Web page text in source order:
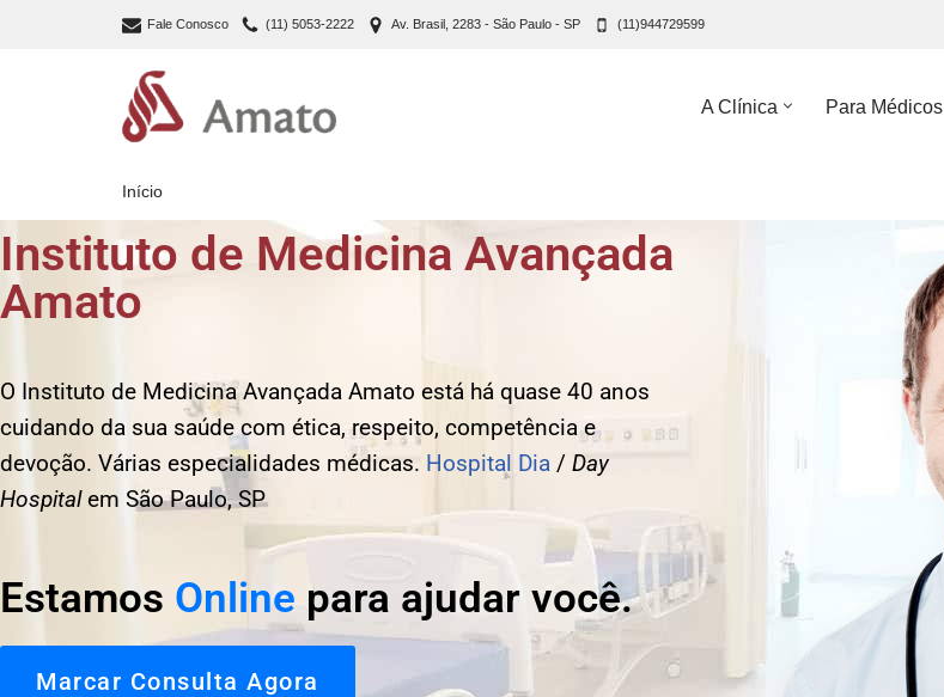
Fale Conosco (11) 5053-2222 Av. Brasil, 2283 - São Paulo - SP (11)944729599
A Clínica Para Médicos
Início
Instituto de Medicina Avançada
Amato
O Instituto de Medicina Avançada Amato está há quase 40 anos
cuidando da sua saúde com ética, respeito, competência e
devoção. Várias especialidades médicas. Hospital Dia / Day
Hospitalem São Paulo, SP
Estamos Online para ajudar você.
Marcar Consulta Agora